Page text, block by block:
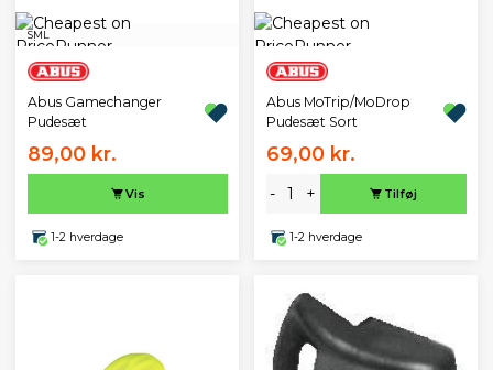
SML
Abus Gamechanger
Pudesæt
89,00 kr.
Vis
1-2 hverdage
Abus MoTrip/MoDrop
Pudesæt Sort
69,00 kr.
- + Tilføj
1-2 hverdage